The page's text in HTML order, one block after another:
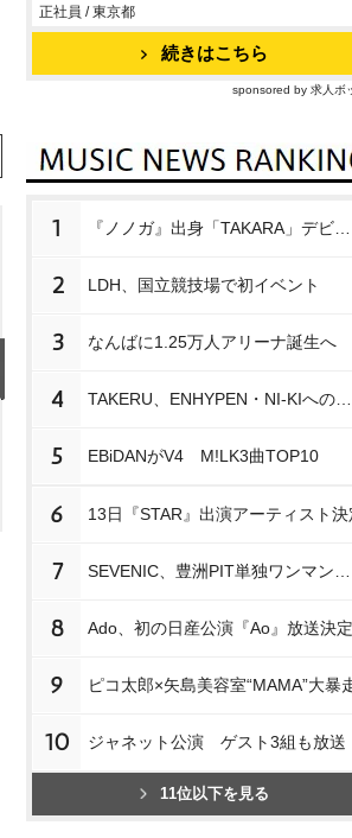
正社員 / 東京都
続きはこちら
sponsored by 求人ボ
1
2 LDH、国立競技場で初イベント
3 なんばに1.25万人アリーナ誕生へ
4
5 EBiDANがV4 M!LK3曲TOP10
6 13日『STAR』出演アーティスト決
7
8 Ado、初の日産公演『Ao』放送決定
9 ピコ太郎×矢島美容室“MAMA”大暴
10 ジャネット公演 ゲスト3組も放送
11位以下を見る